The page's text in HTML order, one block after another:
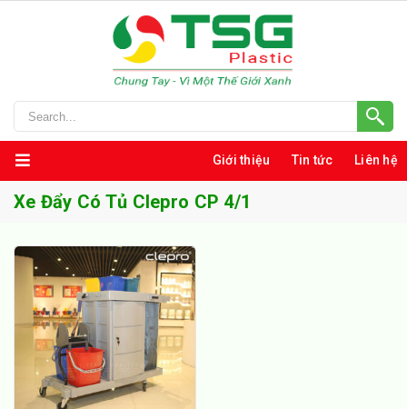
Giới thiệu Tin tức Liên hệ
Xe Đẩy Có Tủ Clepro CP 4/1